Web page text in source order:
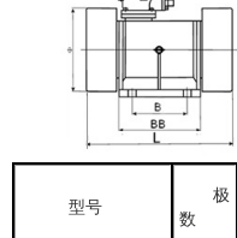
型号
极
数